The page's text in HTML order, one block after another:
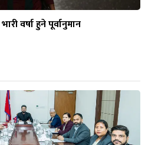
वर्षा हुने पूर्वानुमान